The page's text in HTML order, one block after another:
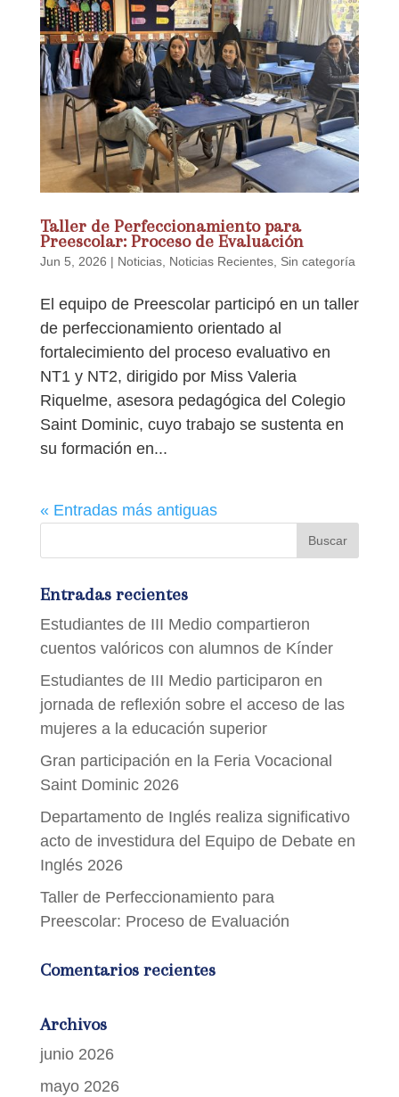
Taller de Perfeccionamiento para
Preescolar: Proceso de Evaluación
Jun 5, 2026 | Noticias, Noticias Recientes, Sin categoría
El equipo de Preescolar participó en un taller
de perfeccionamiento orientado al
fortalecimiento del proceso evaluativo en
NT1 y NT2, dirigido por Miss Valeria
Riquelme, asesora pedagógica del Colegio
Saint Dominic, cuyo trabajo se sustenta en
su formación en...
« Entradas más antiguas
Entradas recientes
Estudiantes de III Medio compartieron
cuentos valóricos con alumnos de Kínder
Estudiantes de III Medio participaron en
jornada de reflexión sobre el acceso de las
mujeres a la educación superior
Gran participación en la Feria Vocacional
Saint Dominic 2026
Departamento de Inglés realiza significativo
acto de investidura del Equipo de Debate en
Inglés 2026
Taller de Perfeccionamiento para
Preescolar: Proceso de Evaluación
Comentarios recientes
Archivos
junio 2026
mayo 2026